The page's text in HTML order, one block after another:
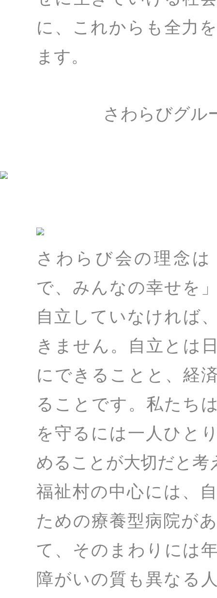
に、これからも全力
ます。
さわらびグ
さわらび会の理念
で、みんなの幸せを
自立していなければ
きません。自立とは
にできることと、経
ることです。私たち
を守るには一人ひと
めることが大切だと考
福祉村の中心には、
ための療養型病院が
て、そのまわりには
障がいの質も異なる